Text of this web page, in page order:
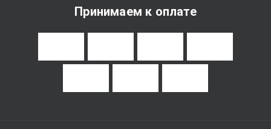
Принимаем к оплате